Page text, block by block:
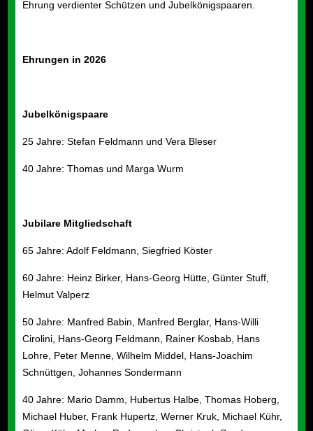
Ehrung verdienter Schützen und Jubelkönigspaaren.
Ehrungen in 2026
Jubelkönigspaare
25 Jahre: Stefan Feldmann und Vera Bleser
40 Jahre: Thomas und Marga Wurm
Jubilare Mitgliedschaft
65 Jahre: Adolf Feldmann, Siegfried Köster
60 Jahre​: Heinz Birker, Hans-Georg Hütte, Günter Stuff,
Helmut Valperz
50 Jahre​: Manfred Babin, Manfred Berglar, Hans-Willi
Cirolini, Hans-Georg Feldmann, Rainer Kosbab, Hans
Lohre, Peter Menne, Wilhelm Middel, Hans-Joachim
Schnüttgen, Johannes Sondermann
40 Jahre​: Mario Damm, Hubertus Halbe, Thomas Hoberg,
Michael Huber, Frank Hupertz, Werner Kruk, Michael Kühr,